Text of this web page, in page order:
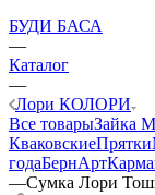
БУДИ БАСА
—
Каталог
—
Лори КОЛОРИ
Все товарыЗайка
КваковскиеПрятки
годаБернАрт
—Сумка Лори